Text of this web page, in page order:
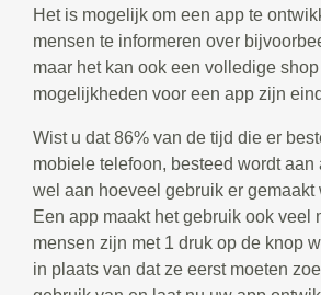
Het is mogelijk om een app te
mensen te informeren over
maar het kan ook een volledige
mogelijkheden voor een app zijn
Wist u dat 86% van de tijd die er
mobiele telefoon, besteed wordt aan
wel aan hoeveel gebruik er gemaakt
Een app maakt het gebruik ook veel
mensen zijn met 1 druk op de knop
in plaats van dat ze eerst moeten